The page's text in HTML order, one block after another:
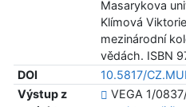
Masarykova
Klímová
mezinárodní
vědách. ISBN
DOI
10.5817/
Výstup z
VEGA 1/